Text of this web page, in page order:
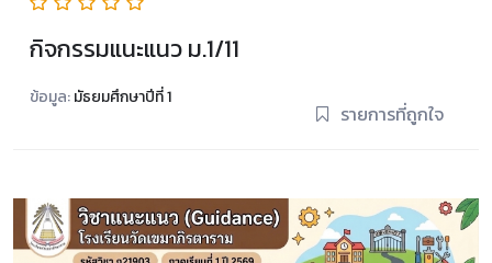
กิจกรรมแนะแนว ม.1/11
ข้อมูล:มัธยมศึกษาปีที่ 1
รายการที่ถูกใจ